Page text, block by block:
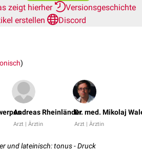
zeigt hierher
Versionsgeschichte
erstellen
Discord
)
Andreas Rheinländer
Arzt | Ärztin
Dr. med. Mikolaj
Arzt | Ärztin
und lateinisch: tonus - Druck